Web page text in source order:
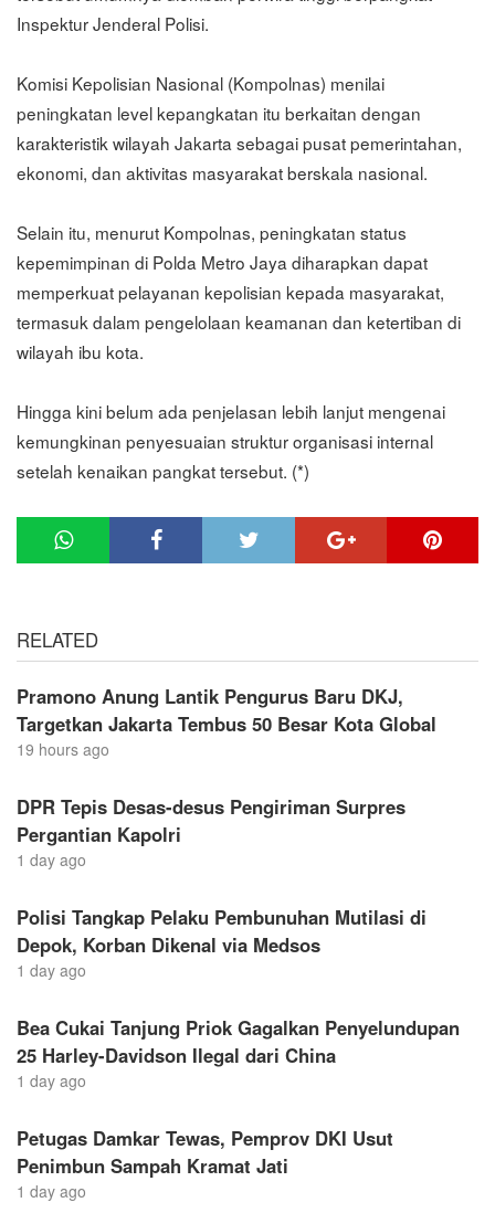
Inspektur Jenderal Polisi.
Komisi Kepolisian Nasional (Kompolnas) menilai
peningkatan level kepangkatan itu berkaitan dengan
karakteristik wilayah Jakarta sebagai pusat pemerintahan,
ekonomi, dan aktivitas masyarakat berskala nasional.
Selain itu, menurut Kompolnas, peningkatan status
kepemimpinan di Polda Metro Jaya diharapkan dapat
memperkuat pelayanan kepolisian kepada masyarakat,
termasuk dalam pengelolaan keamanan dan ketertiban di
wilayah ibu kota.
Hingga kini belum ada penjelasan lebih lanjut mengenai
kemungkinan penyesuaian struktur organisasi internal
setelah kenaikan pangkat tersebut. (*)
RELATED
Pramono Anung Lantik Pengurus Baru DKJ,
Targetkan Jakarta Tembus 50 Besar Kota Global
19 hours ago
DPR Tepis Desas-desus Pengiriman Surpres
Pergantian Kapolri
1 day ago
Polisi Tangkap Pelaku Pembunuhan Mutilasi di
Depok, Korban Dikenal via Medsos
1 day ago
Bea Cukai Tanjung Priok Gagalkan Penyelundupan
25 Harley-Davidson Ilegal dari China
1 day ago
Petugas Damkar Tewas, Pemprov DKI Usut
Penimbun Sampah Kramat Jati
1 day ago